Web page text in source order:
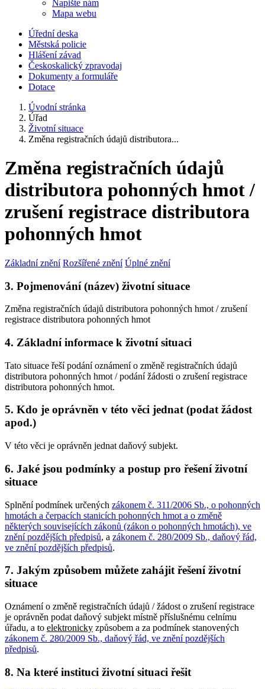
Napište nám
Mapa webu
Úřední deska
Městská policie
Hlášení závad
Českoskalický zpravodaj
Dokumenty a formuláře
Dotace
Úvodní stránka
Úřad
Životní situace
Změna registračních údajů distributora...
Změna registračních údajů
distributora pohonných hmot /
zrušení registrace distributora
pohonných hmot
Základní znění Rozšířené znění Úplné znění
3. Pojmenování (název) životní situace
Změna registračních údajů distributora pohonných hmot / zrušení
registrace distributora pohonných hmot
4. Základní informace k životní situaci
Tato situace řeší podání oznámení o změně registračních údajů
distributora pohonných hmot / podání žádosti o zrušení registrace
distributora pohonných hmot.
5. Kdo je oprávněn v této věci jednat (podat žádost
apod.)
V této věci je oprávněn jednat daňový subjekt.
6. Jaké jsou podmínky a postup pro řešení životní
situace
Splnění podmínek určených zákonem č. 311/2006 Sb., o pohonných
hmotách a čerpacích stanicích pohonných hmot a o změně
některých souvisejících zákonů (zákon o pohonných hmotách), ve
znění pozdějších předpisů, a zákonem č. 280/2009 Sb., daňový řád,
ve znění pozdějších předpisů.
7. Jakým způsobem můžete zahájit řešení životní
situace
Oznámení o změně registračních údajů / žádost o zrušení registrace
je oprávněn podat daňový subjekt místně příslušnému celnímu
úřadu, a to elektronicky způsobem a za podmínek stanovených
zákonem č. 280/2009 Sb., daňový řád, ve znění pozdějších
předpisů.
8. Na které instituci životní situaci řešit